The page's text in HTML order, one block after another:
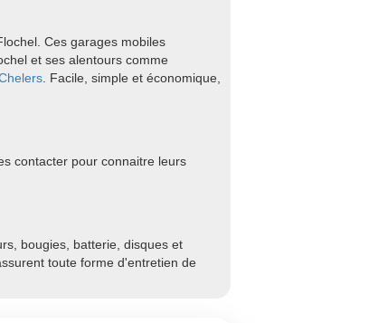
Ces garages mobiles
et ses alentours comme
. Facile, simple et économique,
contacter pour connaitre leurs
bougies, batterie, disques et
toute forme d'entretien de